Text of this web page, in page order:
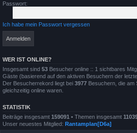
Passwort:
Ich habe mein Passwort vergessen
WER IST ONLINE?
Insgesamt sind 53 Besucher online :: 1 sichtbares
Gäste (basierend auf den aktiven Besuchern der
Der Besucherrekord liegt bei 3977 Besuchern, die am
gleichzeitig online waren.
STATISTIK
Beiträge insgesamt 159091 • Themen insgesamt
Unser neuestes Mitglied: Rantamplan[D6a]